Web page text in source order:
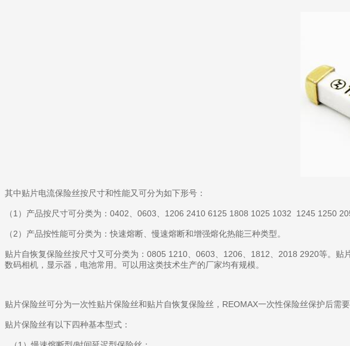
其中贴片电流保险丝按尺寸和性能又可分为如下形号：
（1）产品按尺寸可分类为：0402、0603、1206 2410 6125 1808 1025 1032 1245 1250
（2）产品按性能可分类为：快速熔断、慢速熔断和增强熔化热能三种类型。
贴片自恢复保险丝按尺寸又可分类为：0805 1210、0603、1206、1812、2018 2920等。
数码相机，显示器，电池常用。可以用这类技术生产的厂家均有规模。
贴片保险丝可分为一次性贴片保险丝和贴片自恢复保险丝，REOMAX一次性保险丝保护后需
贴片保险丝有以下四种基本型式：